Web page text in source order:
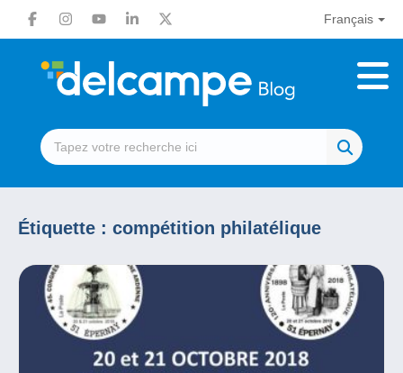
Français
Étiquette : compétition philatélique